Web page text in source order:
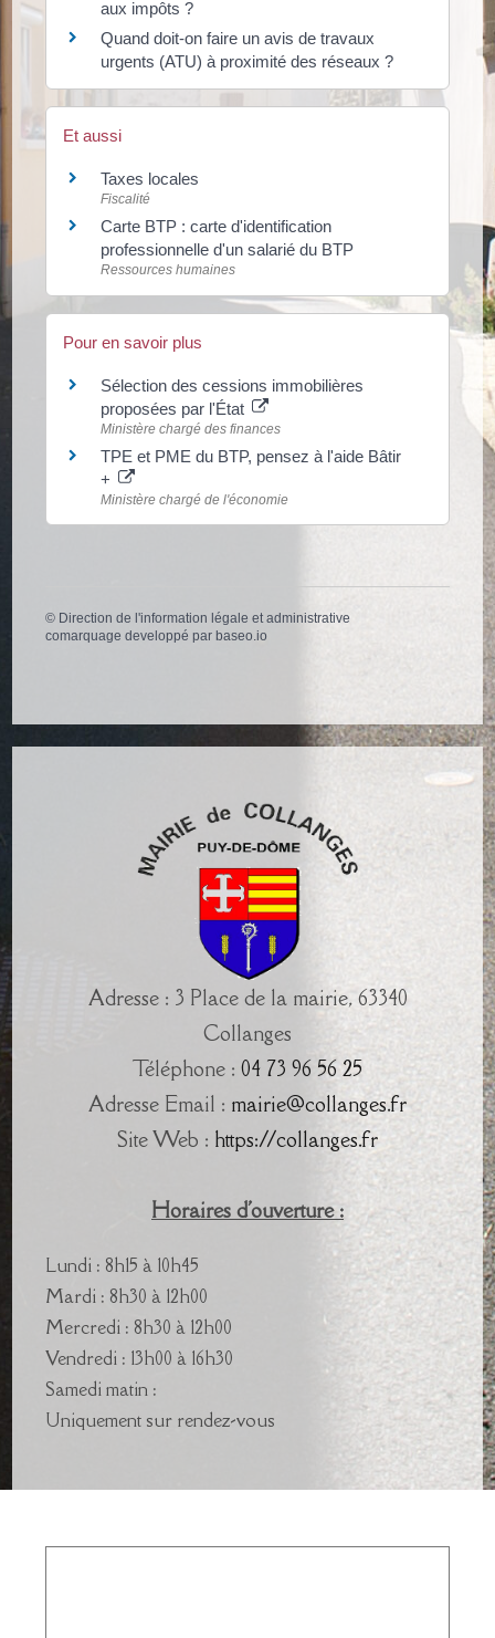
aux impôts ?
Quand doit-on faire un avis de travaux
urgents (ATU) à proximité des réseaux ?
Et aussi
Taxes locales
Fiscalité
Carte BTP : carte d'identification
professionnelle d'un salarié du BTP
Ressources humaines
Pour en savoir plus
Sélection des cessions immobilières
proposées par l'État
Ministère chargé des finances
TPE et PME du BTP, pensez à l'aide Bâtir
+
Ministère chargé de l'économie
© Direction de l'information légale et administrative
comarquage developpé parbaseo.io
Adresse : 3 Place de la mairie, 63340
Collanges
Téléphone : 04 73 96 56 25
Adresse Email : mairie@collanges.fr
Site Web : https://collanges.fr
Horaires d'ouverture :
Lundi : 8h15 à 10h45
Mardi : 8h30 à 12h00
Mercredi : 8h30 à 12h00
Vendredi : 13h00 à 16h30
Samedi matin :
Uniquement sur rendez-vous